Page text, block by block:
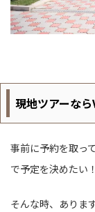
現地ツアーな
事前に予約を取っ
で予定を決めたい！
そんな時、ありま